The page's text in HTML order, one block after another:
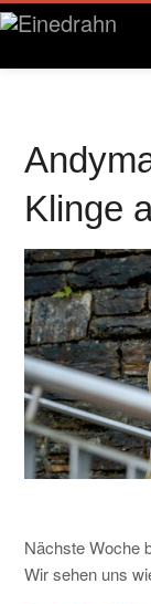
RESERVIERUNG
ÜBER
PRESSE
Klinge
Nächste Woche
Wir sehen uns